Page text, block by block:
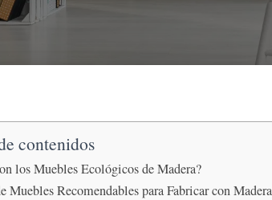
contenidos
los Muebles Ecológicos de Madera?
Muebles Recomendables para Fabricar con